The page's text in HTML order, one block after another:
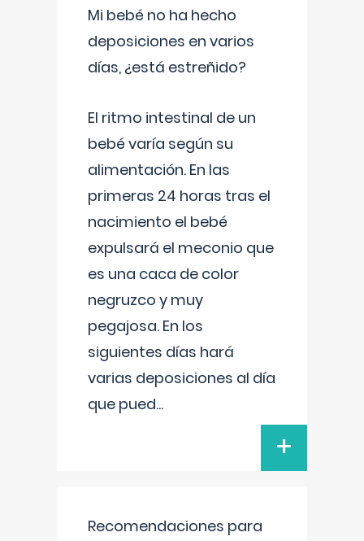
Mi bebé no ha hecho
deposiciones en varios
días, ¿está estreñido?
El ritmo intestinal de un
bebé varía según su
alimentación. En las
primeras 24 horas tras el
nacimiento el bebé
expulsará el meconio que
es una caca de color
negruzco y muy
pegajosa. En los
siguientes días hará
varias deposiciones al día
que pued...
+
Recomendaciones para